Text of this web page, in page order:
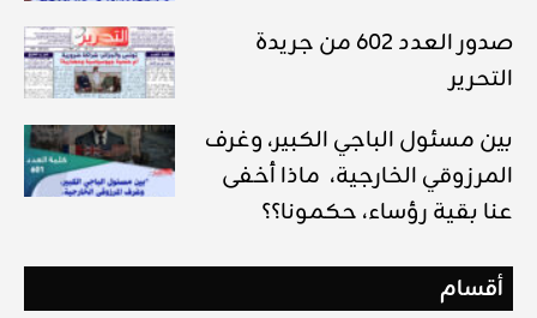
صدور العدد 602 من جريدة
التحرير
بين مسئول الباجي الكبير، وغرف
المرزوقي الخارجية، ماذا أخفى
عنا بقية رؤساء، حكمونا؟؟
أقسام